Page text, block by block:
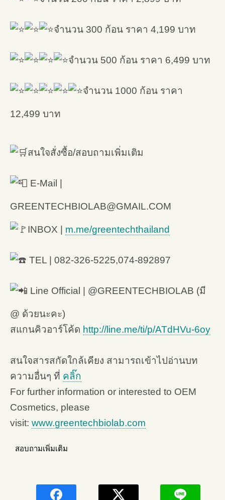
จำนวน 300 ก้อน ราคา 4,199 บาท
จำนวน 500 ก้อน ราคา 6,499 บาท
จำนวน 1000 ก้อน ราคา
12,499 บาท
สนใจสั่งซื้อ/สอบถามเพิ่มเติม
E-Mail |
GREENTECHBIOLAB@GMAIL.COM
INBOX | m.me/greentechthailand
TEL | 082-326-5225,074-892897
Line Official | @GREENTECHBIOLAB (มี
@ ด้วยนะคะ)
สแกนคิวอาร์โค้ด http://line.me/ti/p/ATdHVu-6oy
สนใจสารสกัดใกล้เคียง สามารถเข้าไปอ่านบท
ความอื่นๆ ที่ คลิ๊ก
For further information or interested to OEM
Cosmetics, please
visit: www.greentechbiolab.com
สอบถามเพิ่มเติม